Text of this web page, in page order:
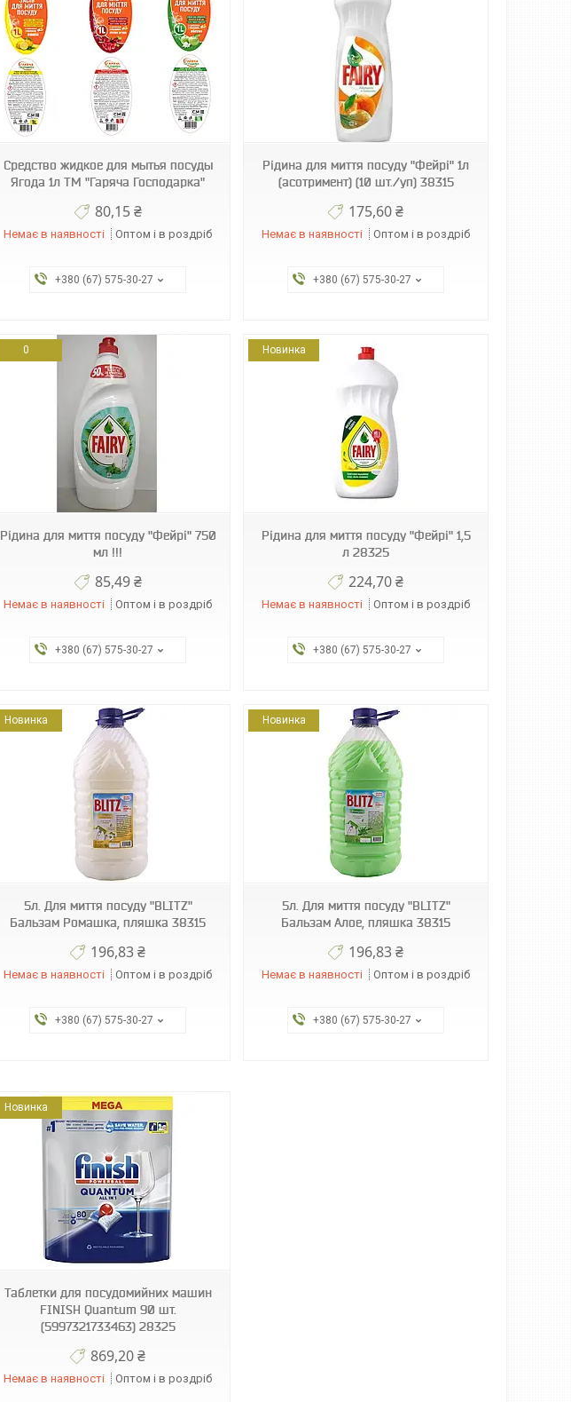
Средство жидкое для мытья посуды
Ягода 1л ТМ "Гаряча Господарка"
80,15 ₴
Немає в наявності Оптом і в роздріб
+380 (67) 575-30-27
02787
Рідина для миття посуду "Фейрі" 1л
(асотримент) (10 шт./уп) 38315
175,60 ₴
Немає в наявності Оптом і в роздріб
+380 (67) 575-30-27
0
Рідина для миття посуду "Фейрі" 750
мл !!!
85,49 ₴
Немає в наявності Оптом і в роздріб
+380 (67) 575-30-27
Новинка
Рідина для миття посуду "Фейрі" 1,5
л 28325
224,70 ₴
Немає в наявності Оптом і в роздріб
+380 (67) 575-30-27
Новинка
5л. Для миття посуду "BLITZ"
Бальзам Ромашка, пляшка 38315
196,83 ₴
Немає в наявності Оптом і в роздріб
+380 (67) 575-30-27
4820051292553
Новинка
5л. Для миття посуду "BLITZ"
Бальзам Алое, пляшка 38315
196,83 ₴
Немає в наявності Оптом і в роздріб
+380 (67) 575-30-27
Новинка
Таблетки для посудомийних машин
FINISH Quantum 90 шт.
(5997321733463) 28325
869,20 ₴
Немає в наявності Оптом і в роздріб